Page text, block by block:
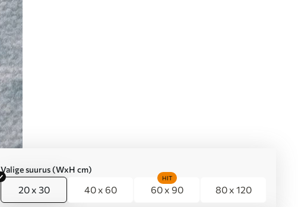
Valige suurus (WxH cm)
20 x 30 40 x 60 60 x 90
HIT
80 x 120